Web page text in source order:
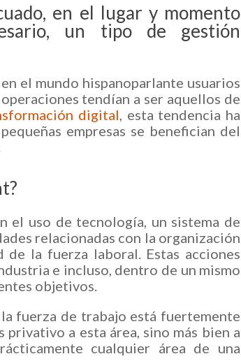
en el lugar y momento
un tipo de gestión
el mundo hispanoparlante usuarios
tendían a ser aquellos de
digital , esta tendencia ha
empresas se benefician del
el uso de tecnología, un sistema de
relacionadas con la organización
la fuerza laboral. Estas acciones
e incluso, dentro de un mismo
objetivos.
fuerza de trabajo está fuertemente
a esta área, sino más bien a
cualquier área de una